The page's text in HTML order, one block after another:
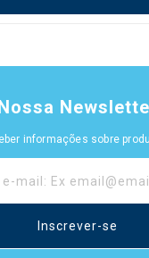
informações sobre
Inscrever-se